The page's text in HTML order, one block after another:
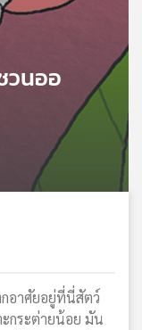
วนออ
อาศัยอยู่ที่นี่สัตว์
กระต่ายน้อย มัน